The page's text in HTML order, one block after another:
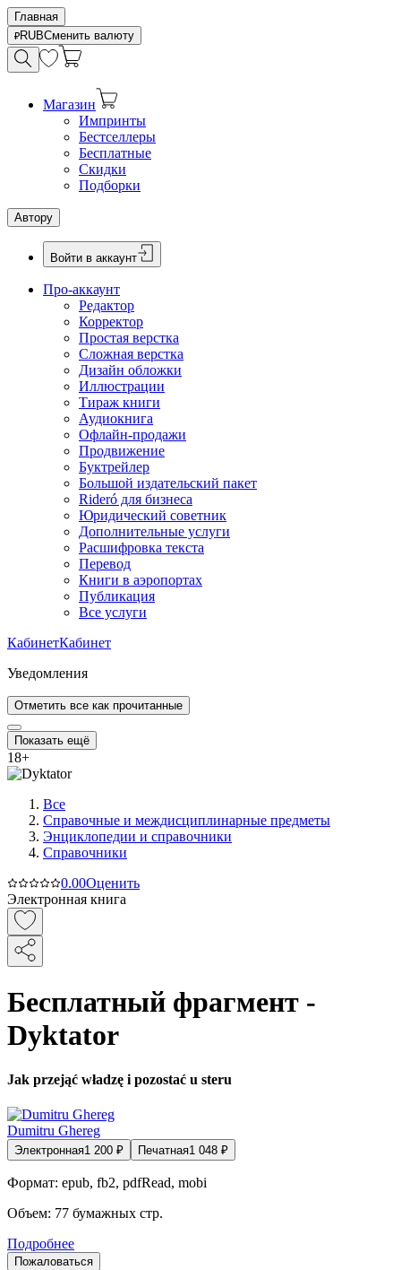
Главная
RUBСменить валюту
Магазин
Импринты
Бестселлеры
Бесплатные
Скидки
Подборки
Автору
Войти в аккаунт
Про-аккаунт
Редактор
Корректор
Простая верстка
Сложная верстка
Дизайн обложки
Иллюстрации
Тираж книги
Аудиокнига
Офлайн-продажи
Продвижение
Буктрейлер
Большой издательский пакет
Rideró для бизнеса
Юридический советник
Дополнительные услуги
Расшифровка текста
Перевод
Книги в аэропортах
Публикация
Все услуги
КабинетКабинет
Уведомления
Отметить все как прочитанные
Показать ещё
18+
Все
Справочные и междисциплинарные предметы
Энциклопедии и справочники
Справочники
0.00Оценить
Электронная книга
Бесплатный фрагмент -
Dyktator
Jak przejąć władzę i pozostać u steru
Dumitru Ghereg
Электронная1 200 ₽ Печатная1 048 ₽
Формат: epub, fb2, pdfRead, mobi
Объем: 77 бумажных стр.
Подробнее
Пожаловаться